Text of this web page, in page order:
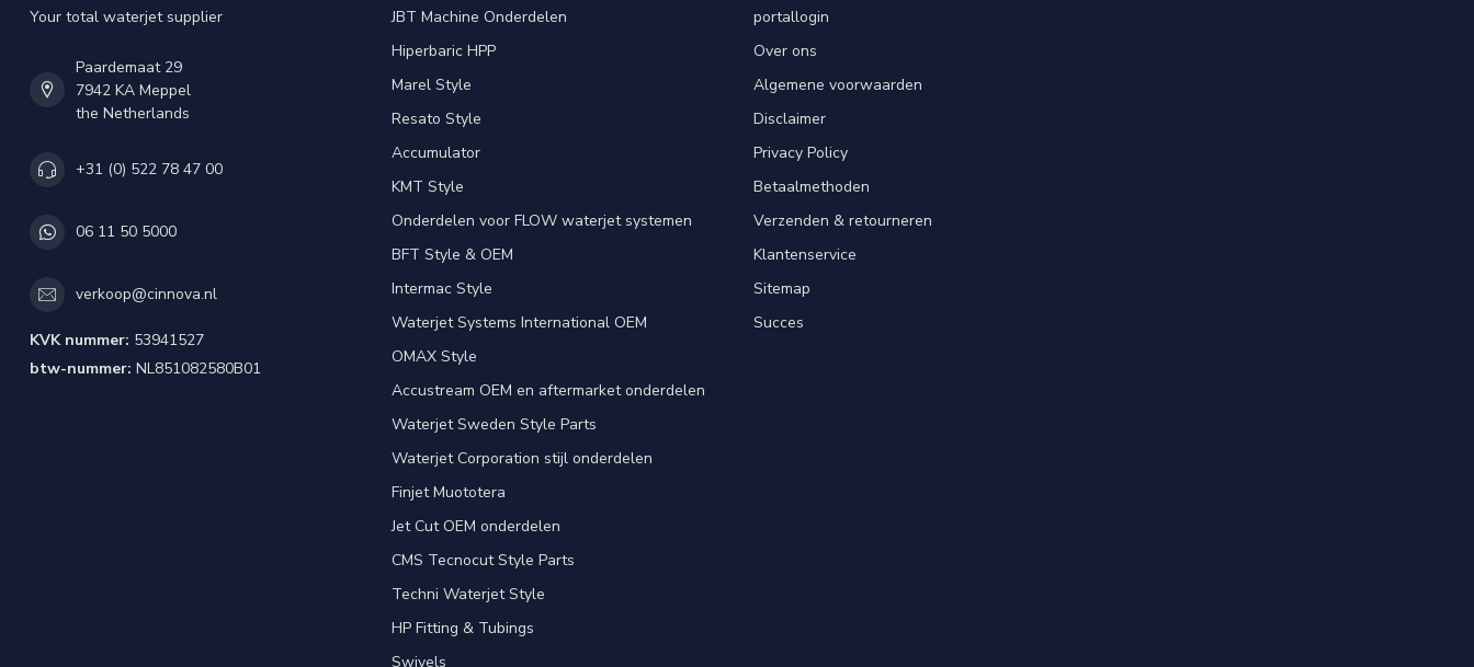
Your total waterjet supplier
Paardemaat 29
7942 KA Meppel
the Netherlands
+31 (0) 522 78 47 00
06 11 50 5000
verkoop@cinnova.nl
KVK nummer: 53941527
btw-nummer: NL851082580B01
JBT Machine Onderdelen
Hiperbaric HPP
Marel Style
Resato Style
Accumulator
KMT Style
Onderdelen voor FLOW waterjet systemen
BFT Style & OEM
Intermac Style
Waterjet Systems International OEM
OMAX Style
Accustream OEM en aftermarket onderdelen
Waterjet Sweden Style Parts
Waterjet Corporation stijl onderdelen
Finjet Muototera
Jet Cut OEM onderdelen
CMS Tecnocut Style Parts
Techni Waterjet Style
HP Fitting & Tubings
Swivels
portallogin
Over ons
Algemene voorwaarden
Disclaimer
Privacy Policy
Betaalmethoden
Verzenden & retourneren
Klantenservice
Sitemap
Succes